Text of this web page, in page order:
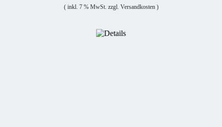
( inkl. 7 % MwSt. zzgl. Versandkosten)